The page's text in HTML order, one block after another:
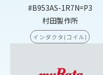
#B953AS-1R7N=P3
村田製作所
インダクタ(コイル)